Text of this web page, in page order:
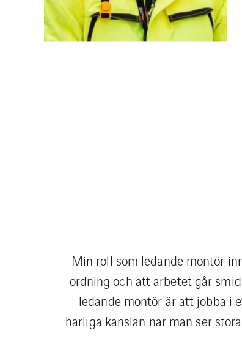
Min roll som ledande montör
ordning och att arbetet går
ledande montör är att jobba i
härliga känslan när man ser